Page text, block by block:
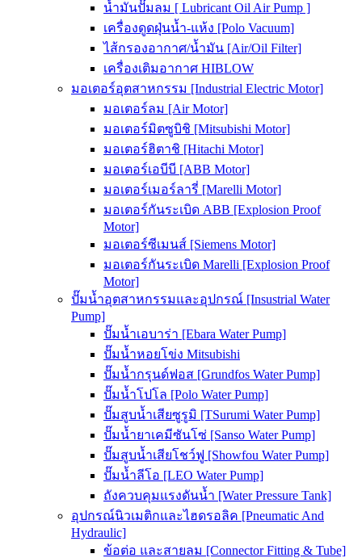
น้ำมันปั๊มลม [ Lubricant Oil Air Pump ]
เครื่องดูดฝุ่นน้ำ-แห้ง [Polo Vacuum]
ไส้กรองอากาศ/น้ำมัน [Air/Oil Filter]
เครื่องเติมอากาศ HIBLOW
มอเตอร์อุตสาหกรรม [Industrial Electric Motor]
มอเตอร์ลม [Air Motor]
มอเตอร์มิตซูบิชิ [Mitsubishi Motor]
มอเตอร์ฮิตาชิ [Hitachi Motor]
มอเตอร์เอบีบี [ABB Motor]
มอเตอร์เมอร์ลารี่ [Marelli Motor]
มอเตอร์กันระเบิด ABB [Explosion Proof
Motor]
มอเตอร์ซีเมนส์ [Siemens Motor]
มอเตอร์กันระเบิด Marelli [Explosion Proof
Motor]
ปั๊มน้ำอุตสาหกรรมและอุปกรณ์ [Insustrial Water
Pump]
ปั๊มน้ำเอบาร่า [Ebara Water Pump]
ปั๊มน้ำหอยโข่ง Mitsubishi
ปั๊มน้ำกรุนด์ฟอส [Grundfos Water Pump]
ปั๊มน้ำโปโล [Polo Water Pump]
ปั๊มสูบน้ำเสียซูรูมิ [TSurumi Water Pump]
ปั๊มน้ำยาเคมีซันโซ่ [Sanso Water Pump]
ปั๊มสูบน้ำเสียโชว์ฟู [Showfou Water Pump]
ปั๊มน้ำลีโอ [LEO Water Pump]
ถังควบคุมแรงดันน้ำ [Water Pressure Tank]
อุปกรณ์นิวเมติกและไฮดรอลิค [Pneumatic And
Hydraulic]
ข้อต่อ และสายลม [Connector Fitting & Tube]